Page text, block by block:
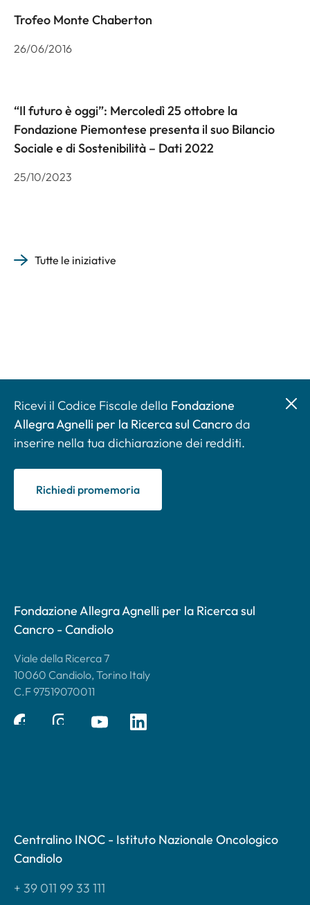
Trofeo Monte Chaberton
26/06/2016
“Il futuro è oggi”: Mercoledì 25 ottobre la
Fondazione Piemontese presenta il suo Bilancio
Sociale e di Sostenibilità – Dati 2022
25/10/2023
Tutte le iniziative
Ricevi il Codice Fiscale della Fondazione
Allegra Agnelli per la Ricerca sul Cancroda
inserire nella tua dichiarazione dei redditi.
Richiedi promemoria
Fondazione Allegra Agnelli per la Ricerca sul
Cancro - Candiolo
Viale della Ricerca 7
10060 Candiolo, Torino Italy
C.F 97519070011
Centralino INOC - Istituto Nazionale Oncologico
Candiolo
+ 39 011 99 33 111